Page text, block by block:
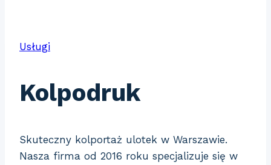
Usługi
Kolpodruk
Skuteczny kolportaż ulotek w Warszawie.
Nasza firma od 2016 roku specjalizuje się w